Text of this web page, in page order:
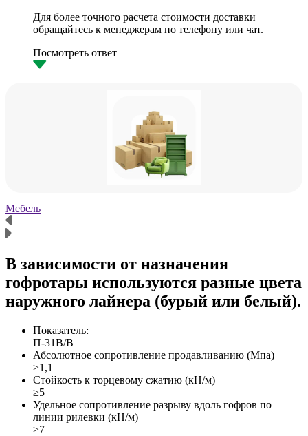
Для более точного расчета стоимости доставки
обращайтесь к менеджерам по телефону или чат.
Посмотреть ответ
Мебель
В зависимости от назначения
гофротары используются разные цвета
наружного лайнера (бурый или белый).
Показатель:
П-31В/B
Абсолютное сопротивление продавливанию (Мпа)
≥1,1
Стойкость к торцевому сжатию (кН/м)
≥5
Удельное сопротивление разрыву вдоль гофров по
линии рилевки (кН/м)
≥7